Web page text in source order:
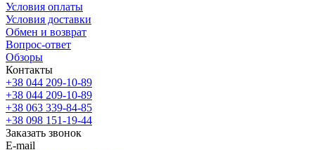
Условия оплаты
Условия доставки
Обмен и возврат
Вопрос-ответ
Обзоры
Контакты
+38 044 209-10-89
+38 044 209-10-89
+38 063 339-84-85
+38 098 151-19-44
Заказать звонок
E-mail